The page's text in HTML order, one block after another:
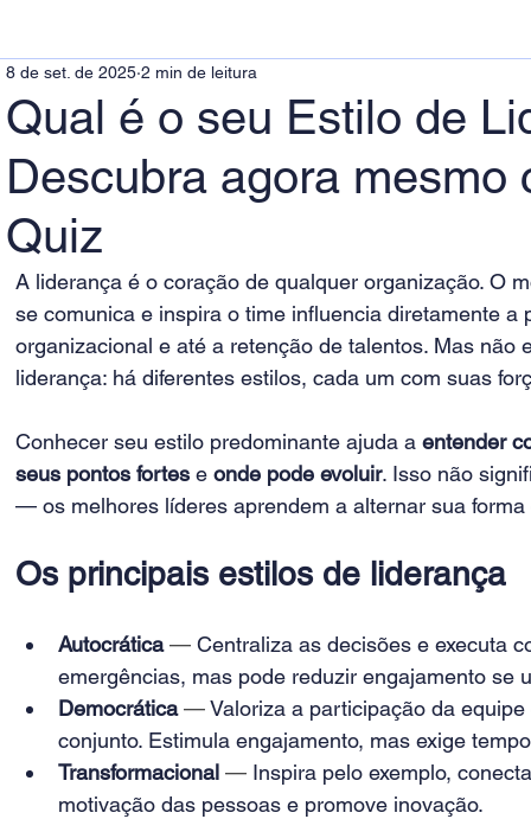
Gestão de Pessoas
Responsabilidade Social
Qual é o seu Estilo de
Descubra agora mesmo
Quiz
8 de set. de 2025 2 min de leitura
A liderança é o coração de qualquer organização. O
se comunica e inspira o time influencia diretamente a
organizacional e até a retenção de talentos. Mas não
liderança: há diferentes estilos, cada um com suas
Conhecer seu estilo predominante ajuda a entender
seus pontos fortes e onde pode evoluir. Isso não
— os melhores líderes aprendem a alternar sua forma
Os principais estilos de liderança
Autocrática — Centraliza as decisões e executa
emergências, mas pode reduzir engajamento se
Democrática — Valoriza a participação da
conjunto. Estimula engajamento, mas exige
Transformacional — Inspira pelo exemplo,
motivação das pessoas e promove inovação.